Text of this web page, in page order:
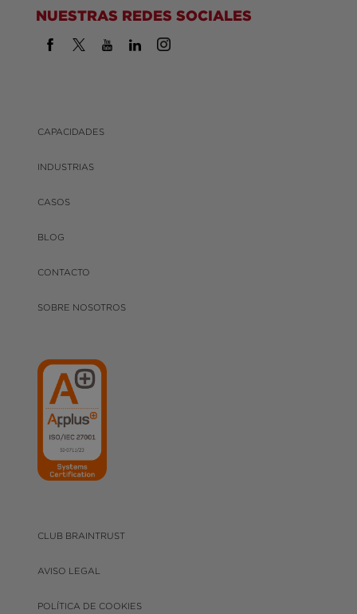
NUESTRAS REDES SOCIALES
CAPACIDADES
INDUSTRIAS
CASOS
BLOG
CONTACTO
SOBRE NOSOTROS
CLUB BRAINTRUST
AVISO LEGAL
POLÍTICA DE COOKIES